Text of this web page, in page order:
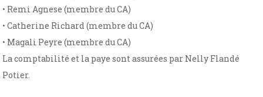
• Remi Agnese (membre du CA)
• Catherine Richard (membre du CA)
• Magali Peyre (membre du CA)
La comptabilité et la paye sont assurées par Nelly Flandé
Potier.